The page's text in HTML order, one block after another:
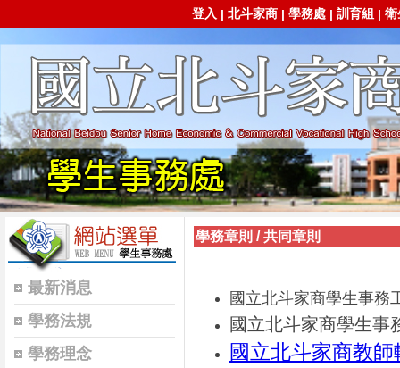
登入 | 北斗家商| 學務處| 訓育組 | 衛
最新消息
學務法規
學務理念
學務章則 /共同章則
國立北斗家商學生事務
國立北斗家商學生事
國立北斗家商教